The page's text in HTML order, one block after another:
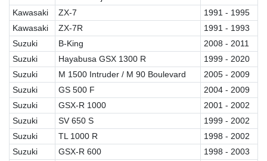
Kawasaki
ZX-7
1991 - 1995
Kawasaki
ZX-7R
1991 - 1993
Suzuki
B-King
2008 - 2011
Suzuki
Hayabusa GSX 1300 R
1999 - 2020
Suzuki
M 1500 Intruder / M 90 Boulevard
2005 - 2009
Suzuki
GS 500 F
2004 - 2009
Suzuki
GSX-R 1000
2001 - 2002
Suzuki
SV 650 S
1999 - 2002
Suzuki
TL 1000 R
1998 - 2002
Suzuki
GSX-R 600
1998 - 2003